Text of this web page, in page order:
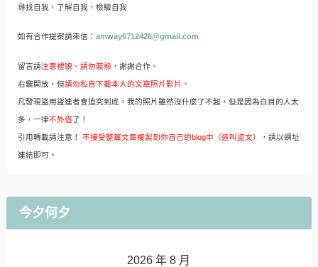
尋找自我，了解自我，檢驗自我
如有合作提案請來信： amway6712426@gmail.com
留言請注意禮貌、請勿裝熟，謝謝合作。
右鍵開放，但請勿私自下載本人的文章照片影片 。
凡發現盜用盜連者會追究到底，我的照片雖然沒什麼了不起，但是因為白目的人太
多，一律不外借了！
引用轉載請注意！ 不接受整篇文章複製到你自己的blog中（這叫盜文） ，請以網址
連結即可。
今夕何夕
2026 年 8 月